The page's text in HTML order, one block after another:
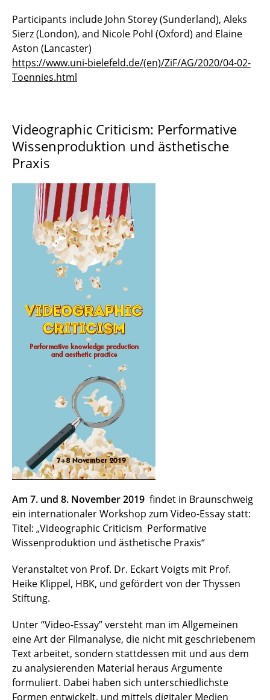
Participants include John Storey (Sunderland), Aleks
Sierz (London), and Nicole Pohl (Oxford) and Elaine
Aston (Lancaster)
https://www.uni-bielefeld.de/(en)/ZiF/AG/2020/04-02-
Toennies.html
Videographic Criticism: Performative
Wissenproduktion und ästhetische
Praxis
Am 7. und 8. November 2019 findet in Braunschweig
ein internationaler Workshop zum Video-Essay statt:
Titel: „Videographic Criticism Performative
Wissenproduktion und ästhetische Praxis“
Veranstaltet von Prof. Dr. Eckart Voigts mit Prof.
Heike Klippel, HBK, und gefördert von der Thyssen
Stiftung.
Unter “Video-Essay” versteht man im Allgemeinen
eine Art der Filmanalyse, die nicht mit geschriebenem
Text arbeitet, sondern stattdessen mit und aus dem
zu analysierenden Material heraus Argumente
formuliert. Dabei haben sich unterschiedlichste
Formen entwickelt, und mittels digitaler Medien